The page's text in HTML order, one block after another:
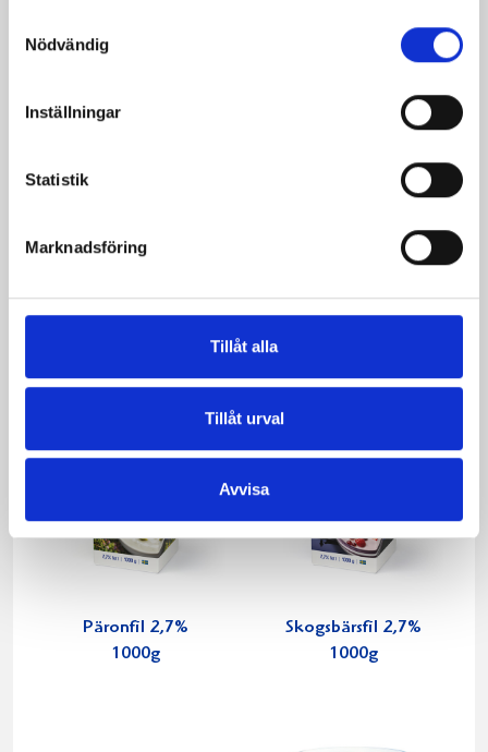
Nödvändig
Inställningar
Statistik
Marknadsföring
Tillåt alla
Tillåt urval
Avvisa
1,5% laktosfri 3dl
Päronfil 2,7%
1000g
Skogsbärsfil 2,7%
1000g